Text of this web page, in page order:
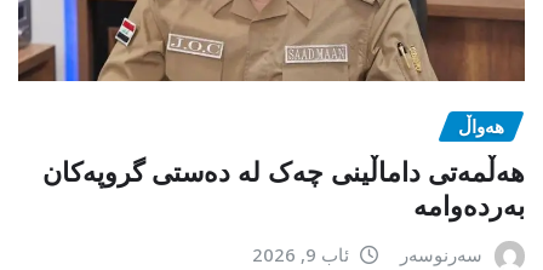
هەواڵ
هەڵمەتی داماڵینی چەک لە دەستی گروپەکان
بەردەوامە
سەرنوسەر ئاب 9, 2026